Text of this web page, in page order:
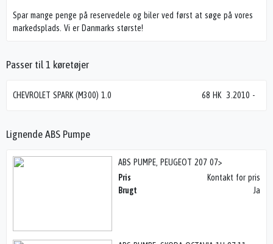
Lignende ABS Pumpe
ABS PUMPE, PEUGEOT 207 07>
Pris
Kontakt for pris
Brugt
Ja
Spar mange penge på reservedele og biler ved først at søge på vores
markedsplads. Vi er Danmarks største!
Passer til 1 køretøjer
CHEVROLET SPARK (M300) 1.0 68 HK 3.2010 -